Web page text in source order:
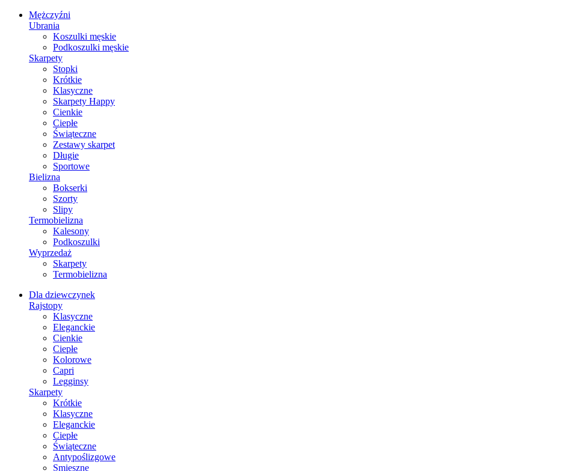
Mężczyźni
Ubrania
Koszulki męskie
Podkoszulki męskie
Skarpety
Stopki
Krótkie
Klasyczne
Skarpety Happy
Cienkie
Ciepłe
Świąteczne
Zestawy skarpet
Długie
Sportowe
Bielizna
Bokserki
Szorty
Slipy
Termobielizna
Kalesony
Podkoszulki
Wyprzedaż
Skarpety
Termobielizna
Dla dziewczynek
Rajstopy
Klasyczne
Eleganckie
Cienkie
Ciepłe
Kolorowe
Capri
Legginsy
Skarpety
Krótkie
Klasyczne
Eleganckie
Ciepłe
Świąteczne
Antypoślizgowe
Smieszne